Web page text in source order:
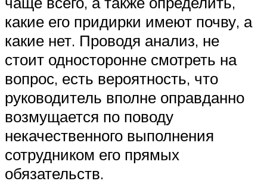
какие его придирки имеют почву, а
какие нет. Проводя анализ, не
стоит односторонне смотреть на
вопрос, есть вероятность, что
руководитель вполне оправданно
возмущается по поводу
некачественного выполнения
сотрудником его прямых
обязательств.